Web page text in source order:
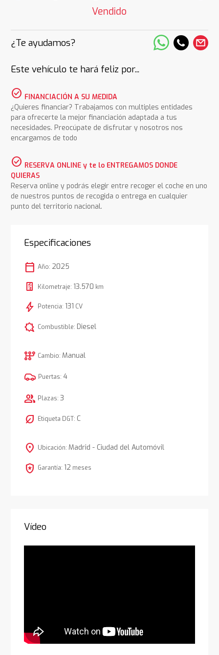
Vendido
¿Te ayudamos?
Este vehículo te hará feliz por...
check_circle FINANCIACIÓN A SU MEDIDA
¿Quieres financiar? Trabajamos con multiples entidades
para ofrecerte la mejor financiación adaptada a tus
necesidades. Preocúpate de disfrutar y nosotros nos
encargamos de todo
check_circle RESERVA ONLINE y te lo ENTREGAMOS DONDE
QUIERAS
Reserva online y podrás elegir entre recoger el coche en uno
de nuestros puntos de recogida o entrega en cualquier
punto del territorio nacional.
Especificaciones
calendar_today Año: 2025
Kilometraje: 13.570 km
bolt Potencia: 131 CV
comic_bubble Combustible: Diesel
auto_transmission Cambio: Manual
Puertas: 4
group Plazas: 3
nest_eco_leaf Etiqueta DGT: C
location_on Ubicación: Madrid - Ciudad del Automóvil
local_police Garantía: 12 meses
Vídeo